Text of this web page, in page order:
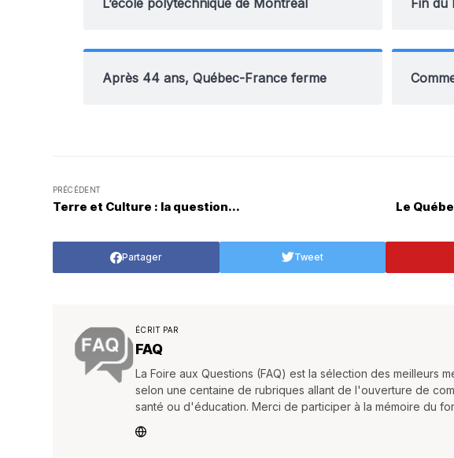
L’école polytechnique de Montréal Fin du
Après 44 ans, Québec-France ferme
PRÉCÉDENT
Terre et Culture : la question...
Partager Tweet
ÉCRIT PAR
FAQ
La Foire aux Questions (FAQ) est la sélection des meilleurs
selon une centaine de rubriques allant de l'ouverture de
santé ou d'éducation. Merci de participer à la mémoire du